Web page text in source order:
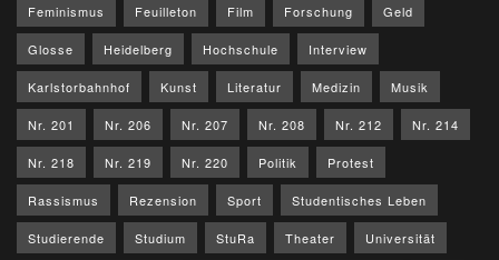
Feminismus Feuilleton Film Forschung Geld
Glosse Heidelberg Hochschule Interview
Karlstorbahnhof Kunst Literatur Medizin Musik
Nr. 201 Nr. 206 Nr. 207 Nr. 208 Nr. 212 Nr. 214
Nr. 218 Nr. 219 Nr. 220 Politik Protest
Rassismus Rezension Sport Studentisches Leben
Studierende Studium StuRa Theater Universität